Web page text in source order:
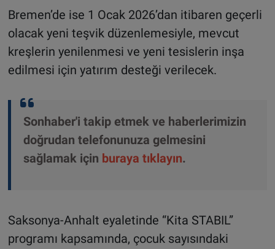
Bremen’de ise 1 Ocak 2026’dan itibaren geçerli
olacak yeni teşvik düzenlemesiyle, mevcut
kreşlerin yenilenmesi ve yeni tesislerin inşa
edilmesi için yatırım desteği verilecek.
Sonhaber'i takip etmek ve haberlerimizin
doğrudan telefonunuza gelmesini
sağlamak için buraya tıklayın.
Saksonya-Anhalt eyaletinde “Kita STABIL”
programı kapsamında, çocuk sayısındaki